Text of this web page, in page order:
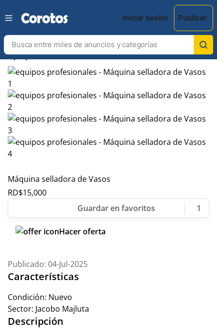
Iniciar sesión Publicar
chevron_leftchevron_right
Máquina selladora de Vasos
RD$15,000
1
Hacer oferta
Publicado: 04-Jul-2025
Características
Condición: Nuevo
Sector: Jacobo Majluta
Descripción